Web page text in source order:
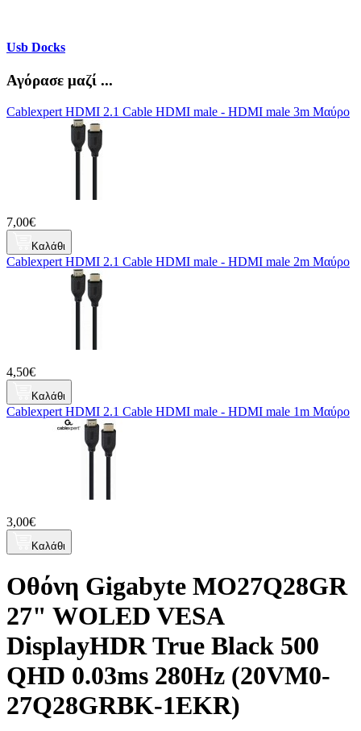
Usb Docks
Αγόρασε μαζί ...
Cablexpert HDMI 2.1 Cable HDMI male - HDMI male 3m Μαύρο
7,00€
Καλάθι
Cablexpert HDMI 2.1 Cable HDMI male - HDMI male 2m Μαύρο
4,50€
Καλάθι
Cablexpert HDMI 2.1 Cable HDMI male - HDMI male 1m Μαύρο
3,00€
Καλάθι
Οθόνη Gigabyte MO27Q28GR
27" WOLED VESA
DisplayHDR True Black 500
QHD 0.03ms 280Hz (20VM0-
27Q28GRBK-1EKR)